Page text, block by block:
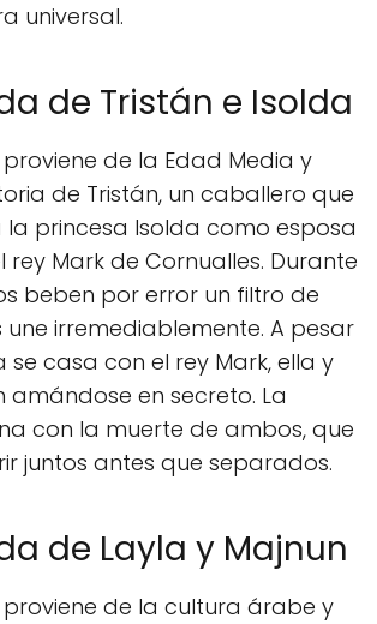
universal.
de Tristán e Isolda
de la Edad Media y
de Tristán, un caballero que
princesa Isolda como esposa
rey Mark de Cornualles. Durante
beben por error un filtro de
irremediablemente. A pesar
se casa con el rey Mark, ella y
amándose en secreto. La
con la muerte de ambos, que
juntos antes que separados.
de Layla y Majnun
proviene de la cultura árabe y